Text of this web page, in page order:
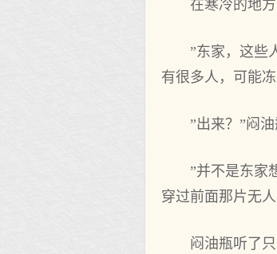
在寒冷的地
”东家，这些
有很多人，可能
”出来？”闷
”并不是东家
穿过前面那片无
闷油瓶听了